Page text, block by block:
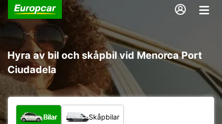
Hyra av bil och skåpbil vid Menorca Port
Ciudadela
Vilken typ av fordon?
Bilar Skåpbilar